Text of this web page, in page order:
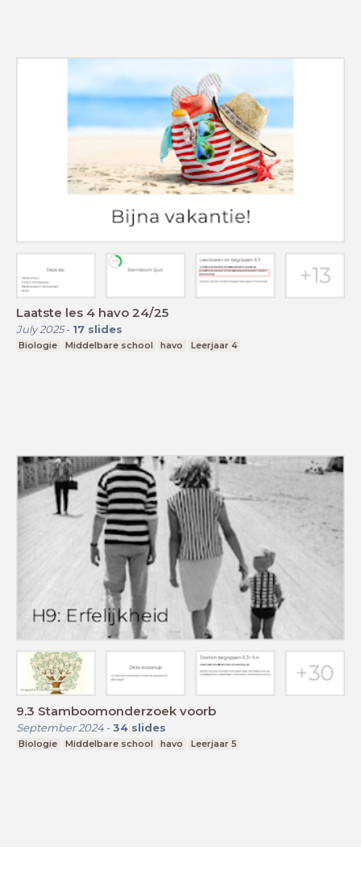
Laatste les 4 havo 24/25
July 2025- 17 slides
Biologie Middelbare school havo Leerjaar 4
9.3 Stamboomonderzoek voorb
September 2024- 34 slides
Biologie Middelbare school havo Leerjaar 5